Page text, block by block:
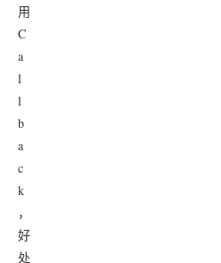
用
C
a
l
l
b
a
c
k
，
好
处